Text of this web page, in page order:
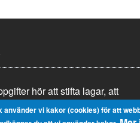
hör att stifta lagar, att
budget samt att tillsätta och
använder vi kakor (cookies) för att